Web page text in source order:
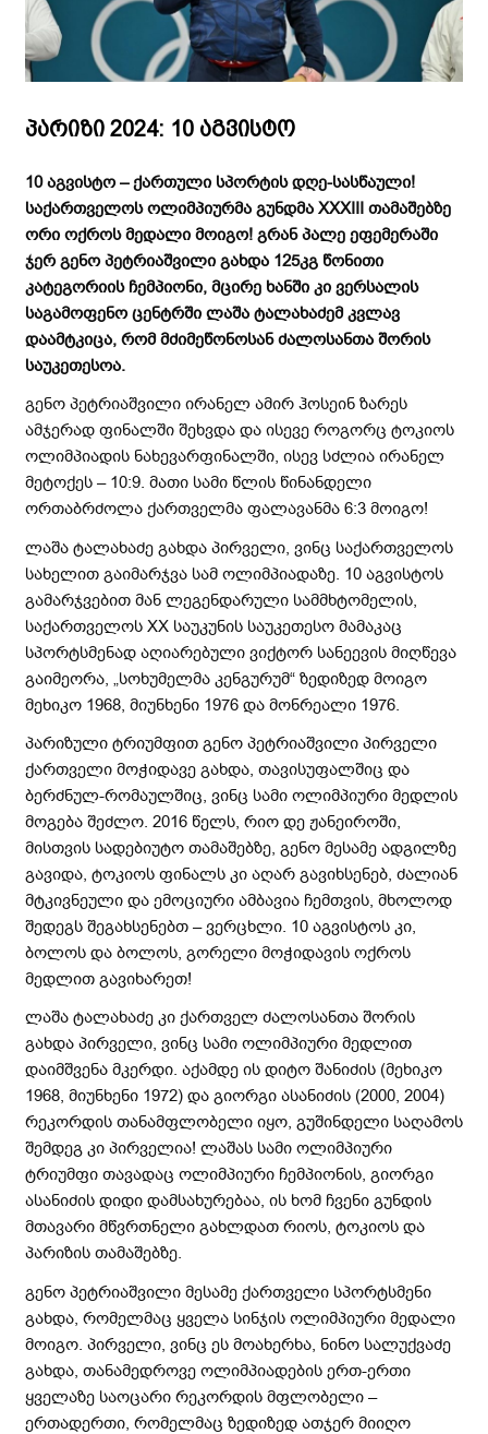
პარიზი 2024: 10 აგვისტო
10აგვისტო – ქართული სპორტის დღე-სასწაული!
საქართველოს ოლიმპიურმა გუნდმა XXXIIIთამაშებზე
ორი ოქროს მედალი მოიგო! გრან პალე ეფემერაში
ჯერ გენო პეტრიაშვილი გახდა 125კგ წონითი
კატეგორიის ჩემპიონი, მცირე ხანში კი ვერსალის
საგამოფენო ცენტრში ლაშა ტალახაძემ კვლავ
დაამტკიცა, რომ მძიმეწონოსან ძალოსანთა შორის
საუკეთესოა.
გენო პეტრიაშვილი ირანელ ამირ ჰოსეინ ზარეს
ამჯერად ფინალში შეხვდა და ისევე როგორც ტოკიოს
ოლიმპიადის ნახევარფინალში, ისევ სძლია ირანელ
მეტოქეს – 10:9. მათი სამი წლის წინანდელი
ორთაბრძოლა ქართველმა ფალავანმა 6:3 მოიგო!
ლაშა ტალახაძე გახდა პირველი, ვინც საქართველოს
სახელით გაიმარჯვა სამ ოლიმპიადაზე. 10 აგვისტოს
გამარჯვებით მან ლეგენდარული სამმხტომელის,
საქართველოს XX საუკუნის საუკეთესო მამაკაც
სპორტსმენად აღიარებული ვიქტორ სანეევის მიღწევა
გაიმეორა, „სოხუმელმა კენგურუმ“ ზედიზედ მოიგო
მეხიკო 1968, მიუნხენი 1976 და მონრეალი 1976.
პარიზული ტრიუმფით გენო პეტრიაშვილი პირველი
ქართველი მოჭიდავე გახდა, თავისუფალშიც და
ბერძნულ-რომაულშიც, ვინც სამი ოლიმპიური მედლის
მოგება შეძლო. 2016 წელს, რიო დე ჟანეიროში,
მისთვის სადებიუტო თამაშებზე, გენო მესამე ადგილზე
გავიდა, ტოკიოს ფინალს კი აღარ გავიხსენებ, ძალიან
მტკივნეული და ემოციური ამბავია ჩემთვის, მხოლოდ
შედეგს შეგახსენებთ – ვერცხლი. 10 აგვისტოს კი,
ბოლოს და ბოლოს, გორელი მოჭიდავის ოქროს
მედლით გავიხარეთ!
ლაშა ტალახაძე კი ქართველ ძალოსანთა შორის
გახდა პირველი, ვინც სამი ოლიმპიური მედლით
დაიმშვენა მკერდი. აქამდე ის დიტო შანიძის (მეხიკო
1968, მიუნხენი 1972) და გიორგი ასანიძის (2000, 2004)
რეკორდის თანამფლობელი იყო, გუშინდელი საღამოს
შემდეგ კი პირველია! ლაშას სამი ოლიმპიური
ტრიუმფი თავადაც ოლიმპიური ჩემპიონის, გიორგი
ასანიძის დიდი დამსახურებაა, ის ხომ ჩვენი გუნდის
მთავარი მწვრთნელი გახლდათ რიოს, ტოკიოს და
პარიზის თამაშებზე.
გენო პეტრიაშვილი მესამე ქართველი სპორტსმენი
გახდა, რომელმაც ყველა სინჯის ოლიმპიური მედალი
მოიგო. პირველი, ვინც ეს მოახერხა, ნინო სალუქვაძე
გახდა, თანამედროვე ოლიმპიადების ერთ-ერთი
ყველაზე საოცარი რეკორდის მფლობელი –
ერთადერთი, რომელმაც ზედიზედ ათჯერ მიიღო